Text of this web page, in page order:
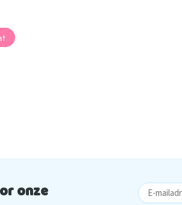
onze